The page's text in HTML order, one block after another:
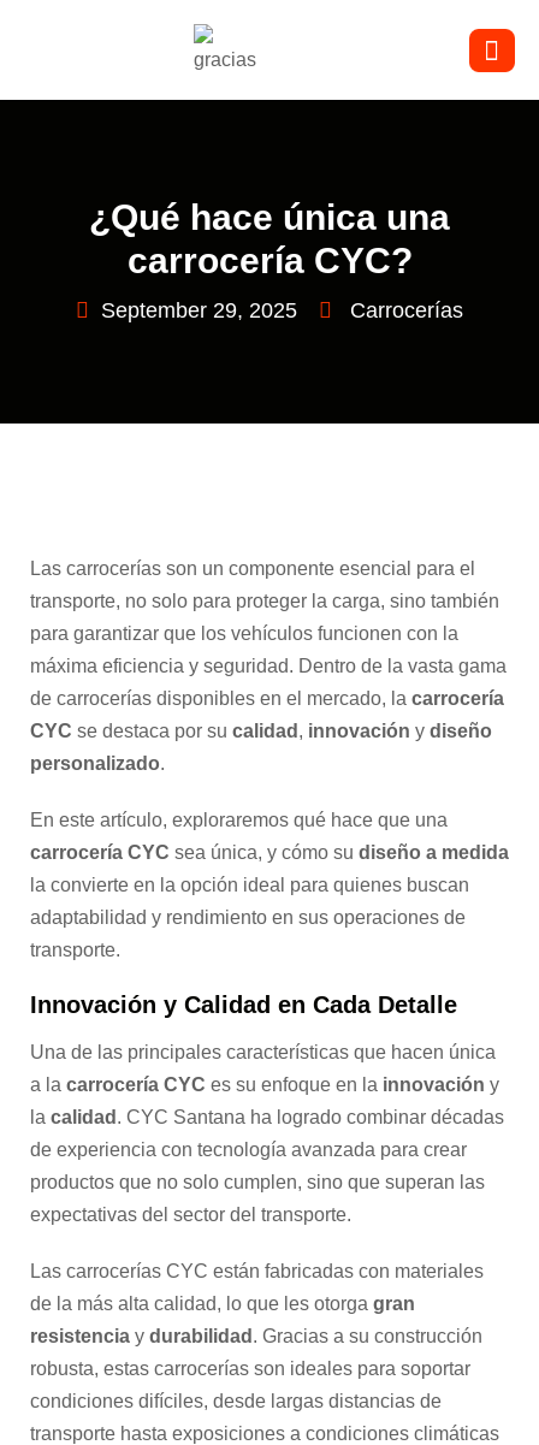
¿Qué hace única una
carrocería CYC?
September 29, 2025 Carrocerías
Las carrocerías son un componente esencial para el
transporte, no solo para proteger la carga, sino también
para garantizar que los vehículos funcionen con la
máxima eficiencia y seguridad. Dentro de la vasta gama
de carrocerías disponibles en el mercado, la carrocería
CYC se destaca por su calidad , innovación y diseño
personalizado.
En este artículo, exploraremos qué hace que una
carrocería CYC sea única, y cómo su diseño a medida
la convierte en la opción ideal para quienes buscan
adaptabilidad y rendimiento en sus operaciones de
transporte.
Innovación y Calidad en Cada Detalle
Una de las principales características que hacen única
a la carrocería CYC es su enfoque en la innovación y
la calidad . CYC Santana ha logrado combinar décadas
de experiencia con tecnología avanzada para crear
productos que no solo cumplen, sino que superan las
expectativas del sector del transporte.
Las carrocerías CYC están fabricadas con materiales
de la más alta calidad, lo que les otorga gran
resistencia y durabilidad . Gracias a su construcción
robusta, estas carrocerías son ideales para soportar
condiciones difíciles, desde largas distancias de
transporte hasta exposiciones a condiciones climáticas